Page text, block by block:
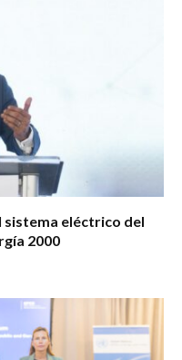
sistema eléctrico del
2000